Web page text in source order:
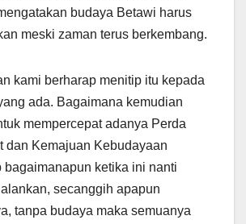
budaya Betawi harus
meski zaman terus berkembang.
kami berharap menitip itu kepada
ada. Bagaimana kemudian
mempercepat adanya Perda
dan Kemajuan Kebudayaan
bagaimanapun ketika ini nanti
secanggih apapun
tanpa budaya maka semuanya